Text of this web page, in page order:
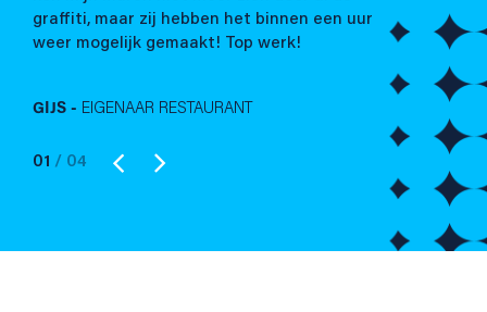
graffiti, maar zij hebben het binnen een uur
weer mogelijk gemaakt! Top werk!
GIJS - EIGENAAR RESTAURANT
01 / 04